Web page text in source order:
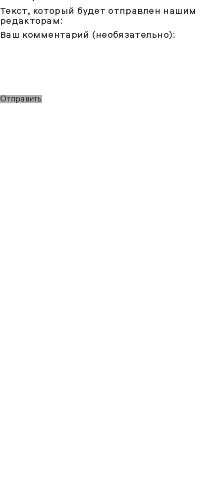
Текст, который будет отправлен нашим
редакторам:
Ваш комментарий (необязательно):
Отправить